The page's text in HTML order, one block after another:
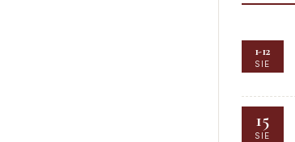
1-12
SIE
15
SIE